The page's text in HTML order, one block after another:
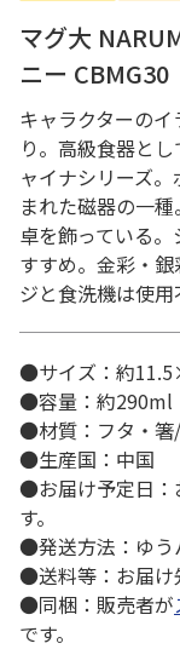
マグ大
ニー CBMG30
キャラクターの
り。高級食器と
ャイナシリーズ
まれた磁器の一
卓を飾っている
すすめ。金彩・
ジと食洗機は使用
●サイズ：約
●容量：約290ml
●材質：フタ・箸
●生産国：中国
●お届け予定日：
す。
●発送方法：ゆう
●送料等：お届け
●同梱：販売者が
です。